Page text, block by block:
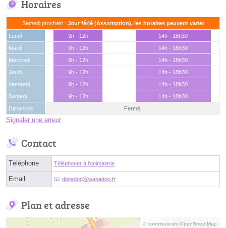
Horaires
Samedi prochain : Jour férié (Assomption), les horaires peuvent varier
Lundi 9h - 12h
14h - 18h30
Mardi
9h - 12h
14h - 18h30
Mercredi
9h - 12h
14h - 18h30
Jeudi
9h - 12h
14h - 18h30
Vendredi
9h - 12h
14h - 18h30
Samedi
9h - 12h
14h - 18h30
Dimanche
Fermé
Signaler une erreur
Contact
Téléphone Téléphoner à l'animalerie
Email dietadogⓐwanadoo.fr
Plan et adresse
© contributeurs OpenStreetMap